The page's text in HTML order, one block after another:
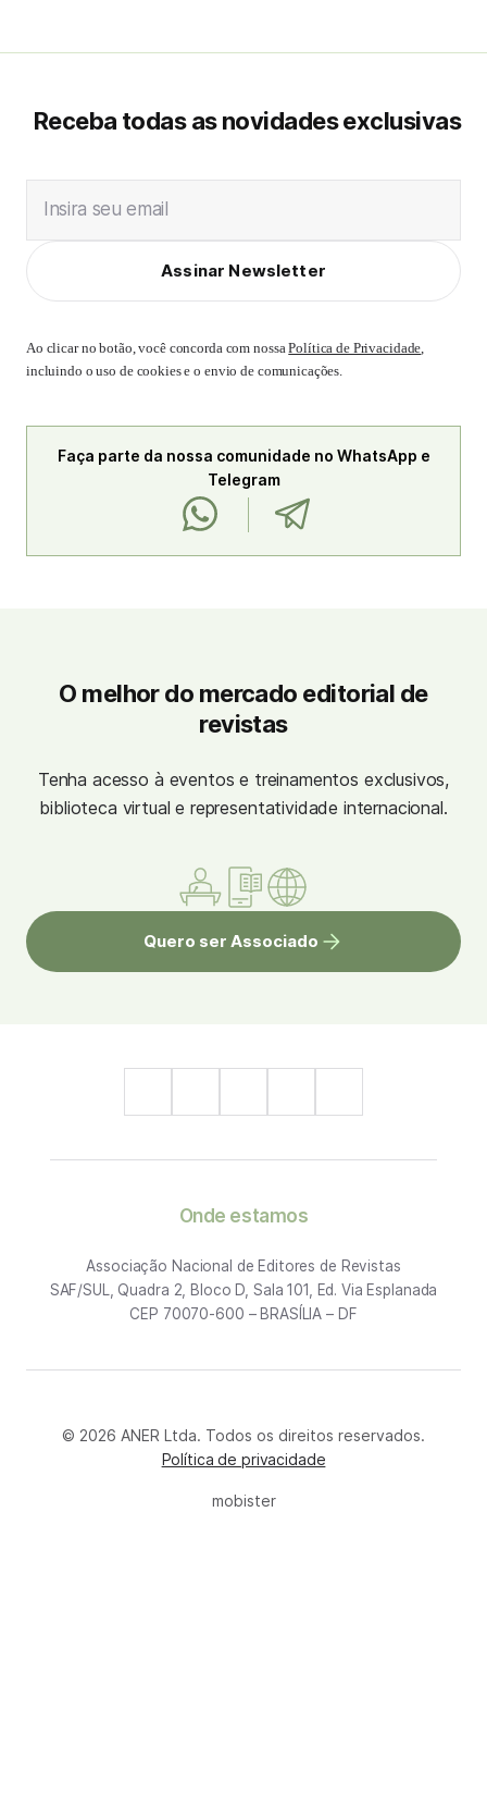
Receba todas as novidades exclusivas
Insira seu email
Assinar Newsletter
Ao clicar no botão, você concorda com nossaPolítica de Privacidade,
incluindo o uso de cookies e o envio de comunicações.
Faça parte da nossa comunidade no WhatsApp e
Telegram
O melhor do mercado editorial de
revistas
Tenha acesso à eventos e treinamentos exclusivos,
biblioteca virtual e representatividade internacional.
Quero ser Associado
Onde estamos
Associação Nacional de Editores de Revistas
SAF/SUL, Quadra 2, Bloco D, Sala 101, Ed. Via Esplanada
CEP 70070-600 – BRASÍLIA – DF
© 2026 ANER Ltda. Todos os direitos reservados.
Política de privacidade
mobister